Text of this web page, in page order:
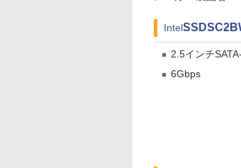
Intel
2.5インチ
6Gbps